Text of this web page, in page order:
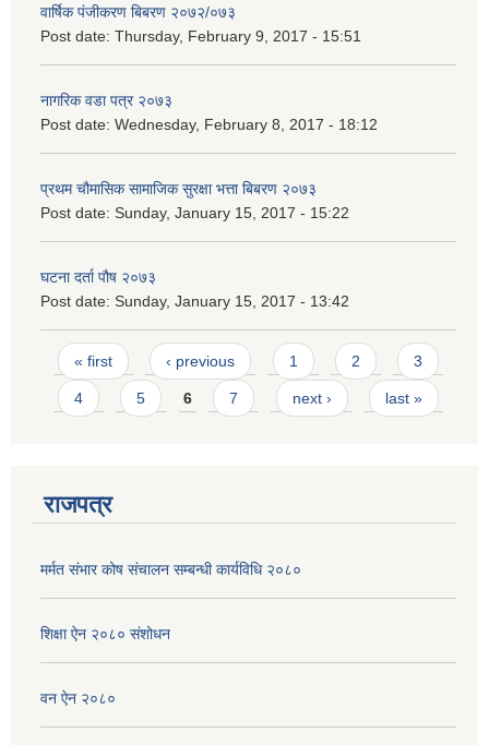
वार्षिक पंजीकरण बिबरण २०७२/०७३
Post date: Thursday, February 9, 2017 - 15:51
नागरिक वडा पत्र २०७३
Post date: Wednesday, February 8, 2017 - 18:12
प्रथम चौमासिक सामाजिक सुरक्षा भत्ता बिबरण २०७३
Post date: Sunday, January 15, 2017 - 15:22
घटना दर्ता पौष २०७३
Post date: Sunday, January 15, 2017 - 13:42
Pages
« first ‹ previous 1 2 3
4 5 6 7 next › last »
राजपत्र
मर्मत संभार कोष संचालन सम्बन्धी कार्यविधि २०८०
शिक्षा ऐन २०८० संशोधन
वन ऐन २०८०